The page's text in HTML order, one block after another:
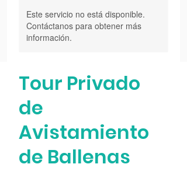
Este servicio no está disponible.
Contáctanos para obtener más
información.
Tour Privado
de
Avistamiento
de Ballenas